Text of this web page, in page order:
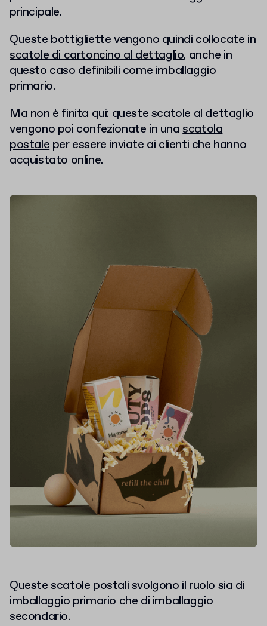
principale.
Queste bottigliette vengono quindi collocate in
scatole di cartoncino al dettaglio, anche in
questo caso definibili come imballaggio
primario.
Ma non è finita qui: queste scatole al dettaglio
vengono poi confezionate in unascatola
postaleper essere inviate ai clienti che hanno
acquistato online.
Queste scatole postali svolgono il ruolo sia di
imballaggio primario che di imballaggio
secondario.